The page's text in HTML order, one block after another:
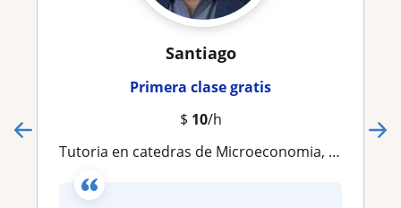
Santiago
Primera clase gratis
$ 10/h
Tutoria en catedras de Microeconomia, Macroeconomia, ejercicios practicos para una mejor comprension de la materia